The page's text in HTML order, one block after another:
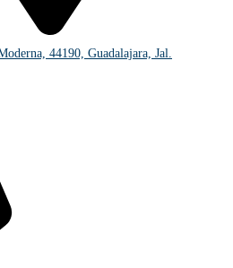
44190, Guadalajara, Jal.